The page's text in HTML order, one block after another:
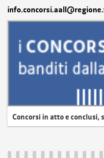
Concorsi in atto e